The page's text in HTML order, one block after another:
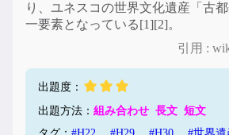
り、ユネスコの世界文化遺産「古
一要素となっている[1][2]。
引用 :
出題度：
出題方法： 組み合わせ 長文 短文